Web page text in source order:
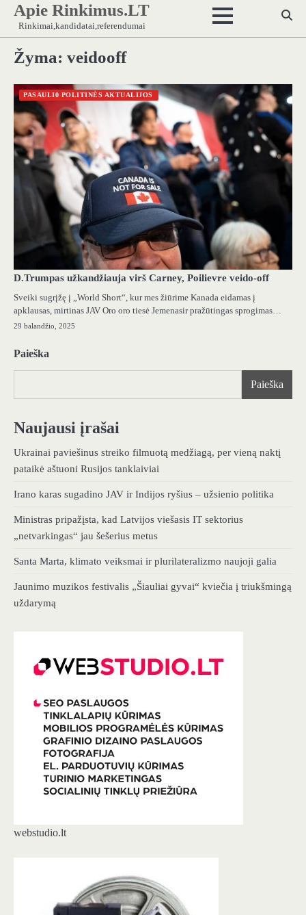
Skip
content
Apie Rinkimus.LT
Rinkimai,kandidatai,referendumai
Žyma: veidooff
PASAULI0 POLITINĖS AKTUALIJOS
D.Trumpas užkandžiauja virš Carney, Poilievre veido-off
Sveiki sugrįžę į „World Short“, kur mes žiūrime Kanada eidamas į
apklausas, mirtinas JAV Oro oro tiesė Jemenasir pražūtingas sprogimas…
29 balandžio, 2025
Paieška
Paieška
Naujausi įrašai
Ukrainai paviešinus streiko filmuotą medžiagą, per vieną naktį
pataikė aštuoni Rusijos tanklaiviai
Irano karas sugadino JAV ir Indijos ryšius – užsienio politika
Ministras pripažįsta, kad Latvijos viešasis IT sektorius
„netvarkingas“ jau šešerius metus
Santa Marta, klimato veiksmai ir plurilateralizmo naujoji galia
Jaunimo muzikos festivalis „Šiauliai gyvai“ kviečia į triukšmingą
uždarymą
webstudio.lt